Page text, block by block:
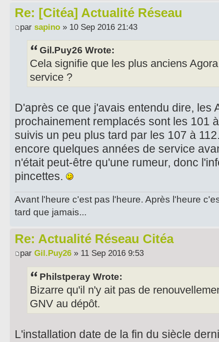
Re: [Citéa] Actualité Réseau
par sapino » 10 Sep 2016 21:43
Gil.Puy26 Wrote:
Cela signifie que les plus anciens
service ?
D'après ce que j'avais entendu dire, les
prochainement remplacés sont les 101
suivis un peu plus tard par les 107 à
encore quelques années de service
n'était peut-être qu'une rumeur, donc
pincettes.
Avant l'heure c'est pas l'heure. Après l'heure
tard que jamais...
Re: Actualité Réseau Citéa
par Gil.Puy26 » 11 Sep 2016 9:53
Philstperay Wrote:
Bizarre qu'il n'y ait pas de
GNV au dépôt.
L'installation date de la fin du siècle